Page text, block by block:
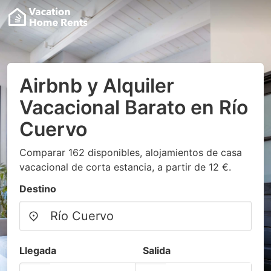
Airbnb y Alquiler
Vacacional Barato en Río
Cuervo
Comparar 162 disponibles, alojamientos de casa
vacacional de corta estancia, a partir de 12 €.
Destino
Llegada Salida